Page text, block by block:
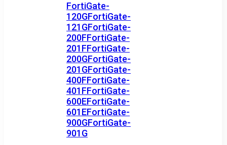
FortiGate-
120GFortiGate-
121GFortiGate-
200FFortiGate-
201FFortiGate-
200GFortiGate-
201GFortiGate-
400FFortiGate-
401FFortiGate-
600EFortiGate-
601EFortiGate-
900GFortiGate-
901G